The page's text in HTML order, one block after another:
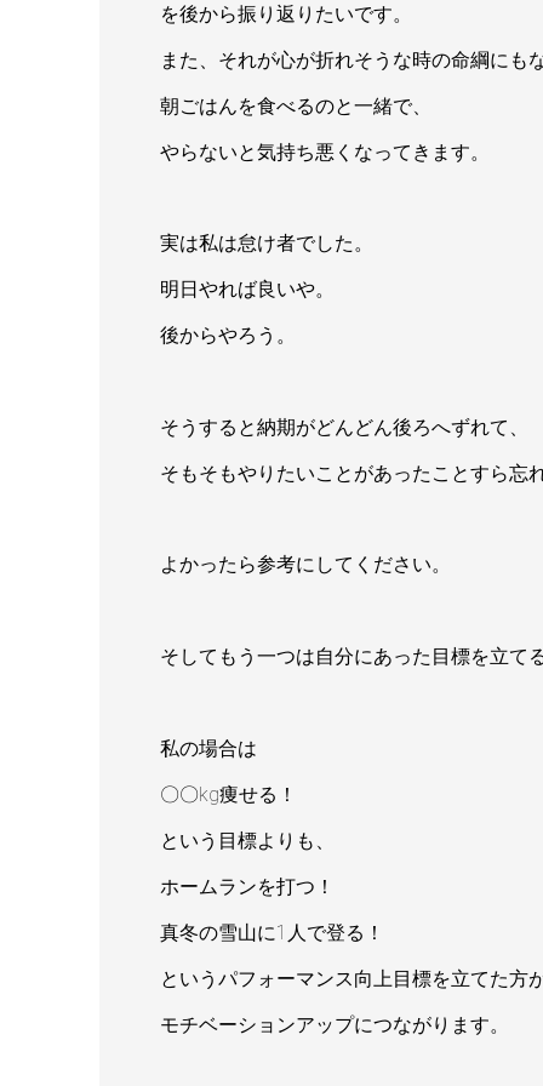
を後から振り返りたいです。
また、それが心が折れそうな時の命綱にも
朝ごはんを食べるのと一緒で、
やらないと気持ち悪くなってきます。
実は私は怠け者でした。
明日やれば良いや。
後からやろう。
そうすると納期がどんどん後ろへずれて、
そもそもやりたいことがあったことすら忘
よかったら参考にしてください。
そしてもう一つは自分にあった目標を立てる
私の場合は
〇〇kg痩せる！
という目標よりも、
ホームランを打つ！
真冬の雪山に1人で登る！
というパフォーマンス向上目標を立てた方が
モチベーションアップにつながります。